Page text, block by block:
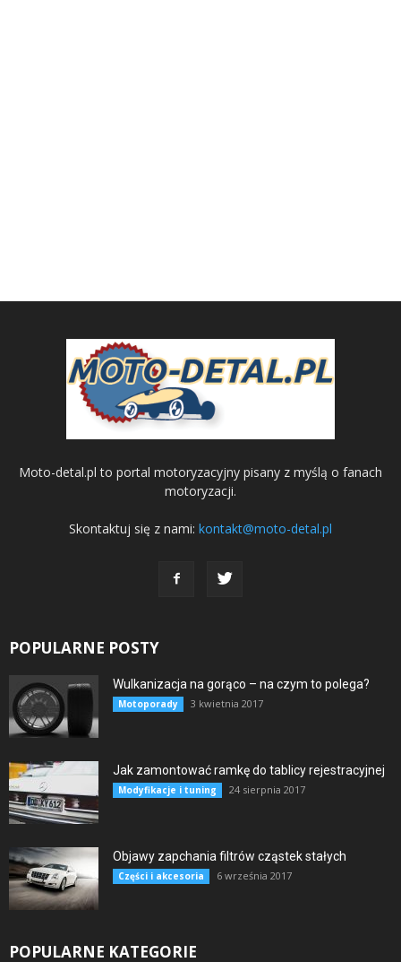
Moto-detal.pl to portal motoryzacyjny pisany z myślą o fanach
motoryzacji.
Skontaktuj się z nami: kontakt@moto-detal.pl
POPULARNE POSTY
Wulkanizacja na gorąco – na czym to polega?
Motoporady 3 kwietnia 2017
Jak zamontować ramkę do tablicy rejestracyjnej
Modyfikacje i tuning 24 sierpnia 2017
Objawy zapchania filtrów cząstek stałych
Części i akcesoria 6 września 2017
POPULARNE KATEGORIE